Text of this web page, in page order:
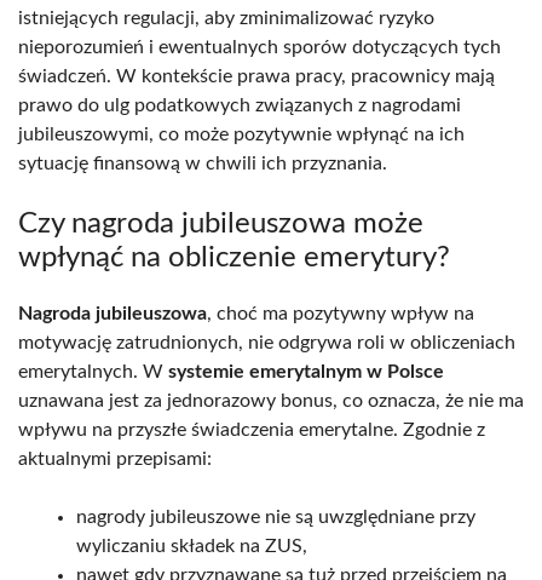
istniejących regulacji, aby zminimalizować ryzyko
nieporozumień i ewentualnych sporów dotyczących tych
świadczeń. W kontekście prawa pracy, pracownicy mają
prawo do ulg podatkowych związanych z nagrodami
jubileuszowymi, co może pozytywnie wpłynąć na ich
sytuację finansową w chwili ich przyznania.
Czy nagroda jubileuszowa może
wpłynąć na obliczenie emerytury?
Nagroda jubileuszowa, choć ma pozytywny wpływ na
motywację zatrudnionych, nie odgrywa roli w obliczeniach
emerytalnych. W systemie emerytalnym w Polsce
uznawana jest za jednorazowy bonus, co oznacza, że nie ma
wpływu na przyszłe świadczenia emerytalne. Zgodnie z
aktualnymi przepisami:
nagrody jubileuszowe nie są uwzględniane przy
wyliczaniu składek na ZUS,
nawet gdy przyznawane są tuż przed przejściem na